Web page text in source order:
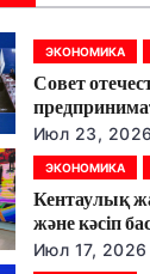
ЭКОНОМИКА
Совет
новый
Июл 23, 2026
ЭКОНОМИКА
Кентаулық
және кәсіп
түсіндірілді
Июл 17, 2026